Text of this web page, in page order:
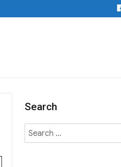
Search